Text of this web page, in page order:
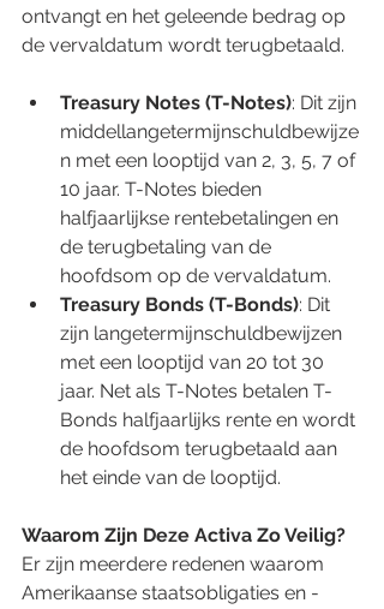
ontvangt en het geleende bedrag op
de vervaldatum wordt terugbetaald.
Treasury Notes (T-Notes): Dit zijn
middellangetermijnschuldbewijze
n met een looptijd van 2, 3, 5, 7 of
10 jaar. T-Notes bieden
halfjaarlijkse rentebetalingen en
de terugbetaling van de
hoofdsom op de vervaldatum.
Treasury Bonds (T-Bonds): Dit
zijn langetermijnschuldbewijzen
met een looptijd van 20 tot 30
jaar. Net als T-Notes betalen T-
Bonds halfjaarlijks rente en wordt
de hoofdsom terugbetaald aan
het einde van de looptijd.
Waarom Zijn Deze Activa Zo Veilig?
Er zijn meerdere redenen waarom
Amerikaanse staatsobligaties en -